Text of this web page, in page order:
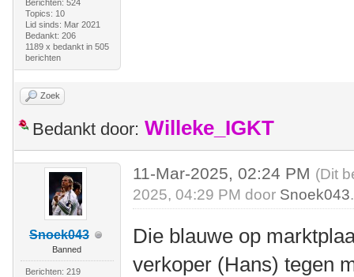
Berichten: 524
Topics: 10
Lid sinds: Mar 2021
Bedankt: 206
1189 x bedankt in 505
berichten
Zoek
Bedankt door: Willeke_IGKT
Snoek043
Banned
Berichten: 219
11-Mar-2025, 02:24 PM (Dit
2025, 04:29 PM door Snoek043
Die blauwe op
verkoper (Hans) tegen